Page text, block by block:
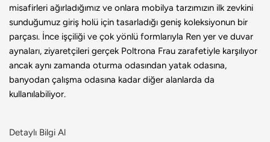
misafirleri ağırladığımız ve onlara mobilya tarzımızın ilk zevkini
sunduğumuz giriş holü için tasarladığı geniş koleksiyonun bir
parçası. İnce işçiliği ve çok yönlü formlarıyla Ren yer ve duvar
aynaları, ziyaretçileri gerçek Poltrona Frau zarafetiyle karşılıyor
ancak aynı zamanda oturma odasından yatak odasına,
banyodan çalışma odasına kadar diğer alanlarda da
kullanılabiliyor.
Detaylı Bilgi Al